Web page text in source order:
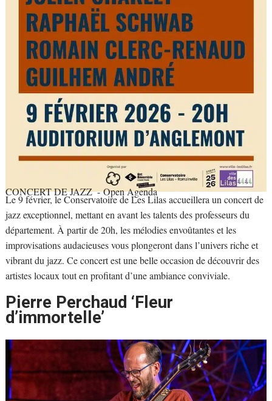
CONCERT DE JAZZ- Open Agenda
Le 9 février, le Conservatoire de Les Lilas accueillera un concert de
jazz exceptionnel, mettant en avant les talents des professeurs du
département. À partir de 20h, les mélodies envoûtantes et les
improvisations audacieuses vous plongeront dans l’univers riche et
vibrant du jazz. Ce concert est une belle occasion de découvrir des
artistes locaux tout en profitant d’une ambiance conviviale.
Pierre Perchaud ‘Fleur
d’immortelle’